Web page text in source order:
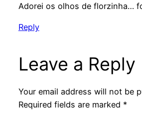
Adorei os olhos de florzinha…
Reply
Leave a Reply
Your email address will not be
Required fields are marked *